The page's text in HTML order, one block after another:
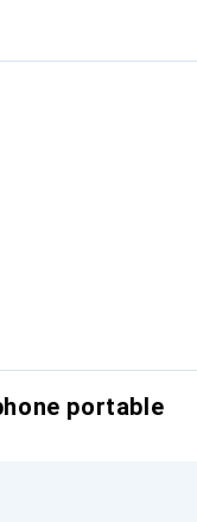
portable